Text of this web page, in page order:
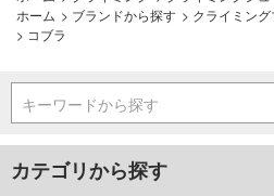
ホーム > ブランドから探す > クライミン
> コブラ
キーワードから探す
カテゴリから探す